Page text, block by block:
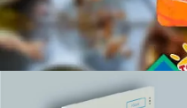
Tostadas Nayaritas
SECTOR ALIMENTICIO